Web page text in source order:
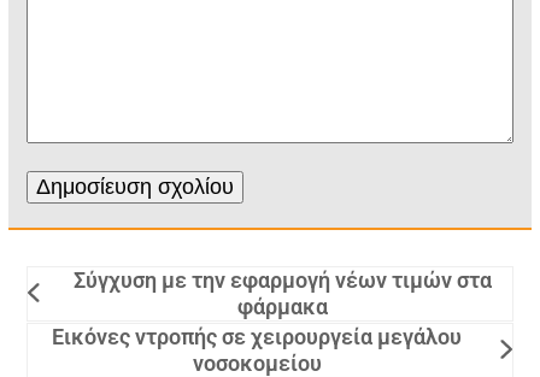
Σύγχυση με την εφαρμογή νέων τιμών στα
φάρμακα
Εικόνες ντροπής σε χειρουργεία μεγάλου
νοσοκομείου